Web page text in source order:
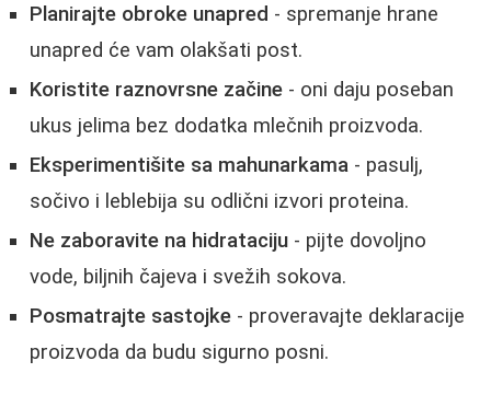
Planirajte obroke unapred - spremanje hrane
unapred će vam olakšati post.
Koristite raznovrsne začine - oni daju poseban
ukus jelima bez dodatka mlečnih proizvoda.
Eksperimentišite sa mahunarkama - pasulj,
sočivo i leblebija su odlični izvori proteina.
Ne zaboravite na hidrataciju - pijte dovoljno
vode, biljnih čajeva i svežih sokova.
Posmatrajte sastojke - proveravajte deklaracije
proizvoda da budu sigurno posni.